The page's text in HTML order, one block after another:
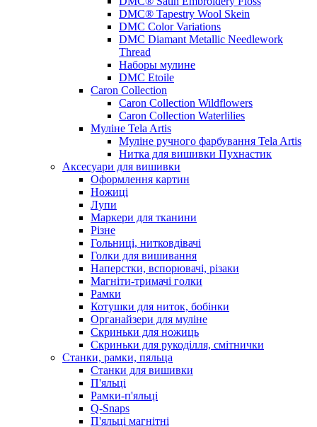
DMC® Tapestry Wool Skein
DMC Color Variations
DMC Diamant Metallic Needlework
Thread
Наборы мулине
DMC Etoile
Caron Collection
Caron Collection Wildflowers
Caron Collection Waterlilies
Муліне Tela Artis
Муліне ручного фарбування Tela Artis
Нитка для вишивки Пухнастик
Аксесуари для вишивки
Оформлення картин
Ножиці
Лупи
Маркери для тканини
Різне
Гольниці, нитковдівачі
Голки для вишивання
Наперстки, вспорювачі, різаки
Магніти-тримачі голки
Рамки
Котушки для ниток, бобінки
Органайзери для муліне
Скриньки для ножиць
Скриньки для рукоділля, смітнички
Станки, рамки, пяльца
Станки для вишивки
П'яльці
Рамки-п'яльці
Q-Snaps
П'яльці магнітні